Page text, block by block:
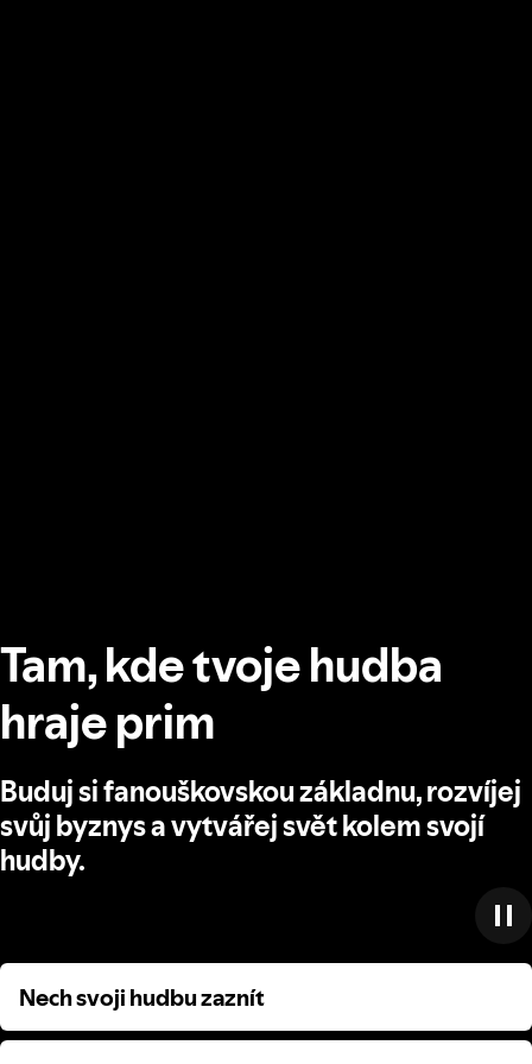
Tam, kde tvoje hudba
hraje prim
Buduj si fanouškovskou základnu, rozvíjej
svůj byznys a vytvářej svět kolem svojí
hudby.
Nech svoji hudbu zaznít
Nech svoji hudbu zaznít